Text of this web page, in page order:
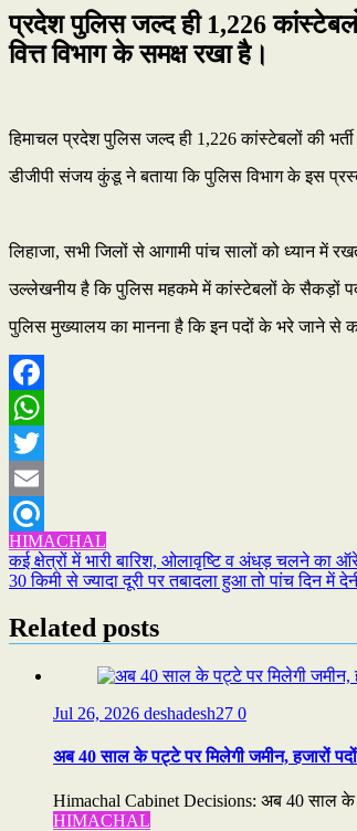
प्रदेश पुलिस जल्द ही 1,226
वित्त विभाग के समक्ष रखा है।
हिमाचल प्रदेश पुलिस जल्द ही 1,226 कांस्टेबलों की
डीजीपी संजय कुंडू ने बताया कि पुलिस विभाग के इस
लिहाजा, सभी जिलों से आगामी पांच सालों को ध्यान में
उल्लेखनीय है कि पुलिस महकमे में कांस्टेबलों के सैकड़ों पद
पुलिस मुख्यालय का मानना है कि इन पदों के भरे जाने से
Facebook
WhatsApp
Twitter
Email
Refind
HIMACHAL
Post
navigation
कई क्षेत्रों में भारी बारिश, ओलावृष्टि व अंधड़ चलने का
30 किमी से ज्यादा दूरी पर तबादला हुआ तो पांच दिन में
Related posts
Jul 26, 2026 deshadesh27 0
अब 40 साल के पट्टे पर मिलेगी जमीन, हजारों
Himachal Cabinet Decisions: अब 40 साल के
HIMACHAL